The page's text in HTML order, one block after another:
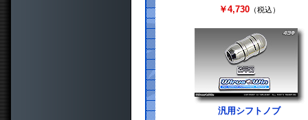
￥4,730 （税込）
汎用シフトノブ